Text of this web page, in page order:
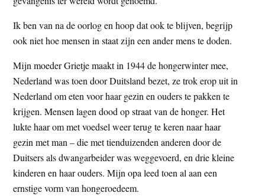
Ik ben van na de oorlog en hoop dat ook te blijven, begrijp
ook niet hoe mensen in staat zijn een ander mens te doden.
Mijn moeder Grietje maakt in 1944 de hongerwinter mee,
Nederland was toen door Duitsland bezet, ze trok erop uit in
Nederland om eten voor haar gezin en ouders te pakken te
krijgen. Mensen lagen dood op straat van de honger. Het
lukte haar om met voedsel weer terug te keren naar haar
gezin met man – die met tienduizenden anderen door de
Duitsers als dwangarbeider was weggevoerd, en drie kleine
kinderen en haar ouders. Mijn opa leed toen al aan een
ernstige vorm van hongeroedeem.